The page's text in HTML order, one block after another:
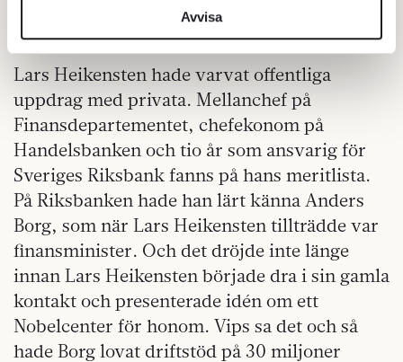
information från din enhet till de sociala medier och
annons- och analysföretag som vi samarbetar med.
Dessa kan i sin tur kombinera informationen med annan
information som du har tillhandahållit eller som de har
samlat in när du har använt deras tjänster.
Om du vill läsa mer om hur vi hanterar personuppgifter
kan du göra dethär .
Avvisa
också lägger vi ner projektet, har han sagt till
Svenska Dagbladet.
Lars Heikensten hade varvat offentliga
uppdrag med privata. Mellanchef på
Finansdepartementet, chefekonom på
Handelsbanken och tio år som ansvarig för
Sveriges Riksbank fanns på hans meritlista.
På Riksbanken hade han lärt känna Anders
Borg, som när Lars Heikensten tillträdde var
finansminister. Och det dröjde inte länge
innan Lars Heikensten började dra i sin gamla
kontakt och presenterade idén om ett
Nobelcenter för honom. Vips sa det och så
hade Borg lovat driftstöd på 30 miljoner